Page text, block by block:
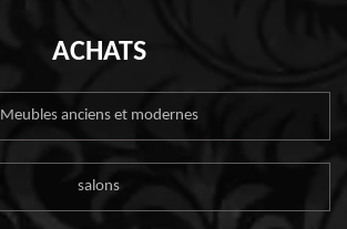
ACHATS
Meubles anciens et modernes
salons